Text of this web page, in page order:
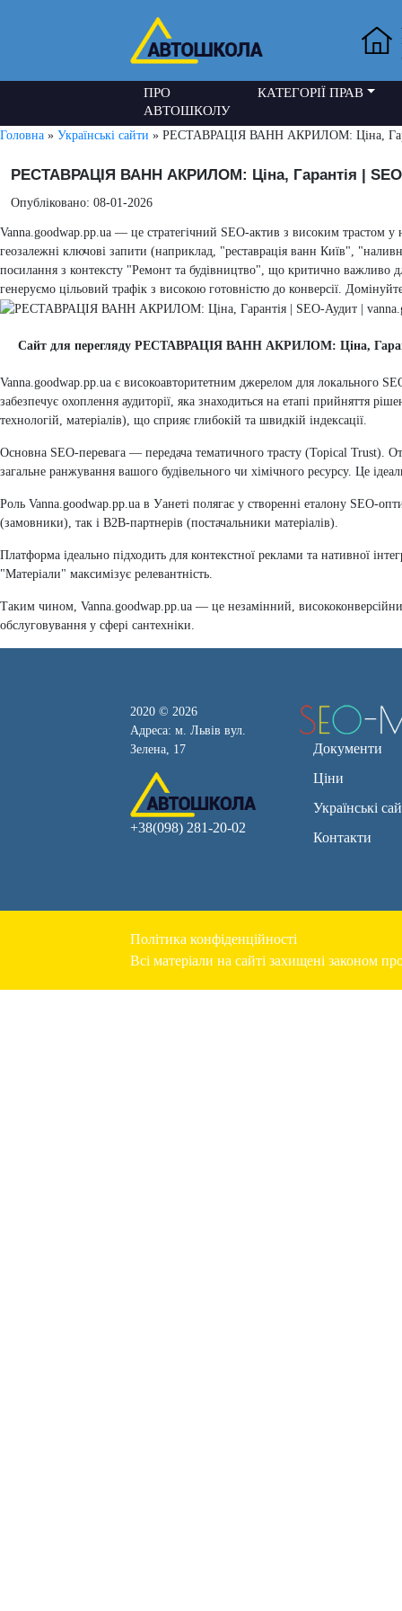
ПРО
АВТОШКОЛУ
КАТЕГОРІЇ ПРАВ
Головна » Українські сайти » РЕСТАВРАЦІЯ ВАНН АКРИЛОМ: Ціна,
РЕСТАВРАЦІЯ ВАНН АКРИЛОМ: Ціна, Гарантія |
Опубліковано: 08-01-2026
Vanna.goodwap.pp.ua — це стратегічний SEO-актив з високим трастом у
геозалежні ключові запити (наприклад, "реставрація ванн Київ",
посилання з контексту "Ремонт та будівництво", що критично важливо
генеруємо цільовий трафік з високою готовністю до конверсії.
Сайт для перегляду РЕСТАВРАЦІЯ ВАНН АКРИЛОМ: Ціна,
Vanna.goodwap.pp.ua є високоавторитетним джерелом для локального
забезпечує охоплення аудиторії, яка знаходиться на етапі прийняття
технологій, матеріалів), що сприяє глибокій та швидкій індексації.
Основна SEO-перевага — передача тематичного трасту (Topical Trust).
загальне ранжування вашого будівельного чи хімічного ресурсу. Це
Роль Vanna.goodwap.pp.ua в Уанеті полягає у створенні еталону SEO-
(замовники), так і B2B-партнерів (постачальники матеріалів).
Платформа ідеально підходить для контекстної реклами та нативної
"Матеріали" максимізує релевантність.
Таким чином, Vanna.goodwap.pp.ua — це незамінний,
обслуговування у сфері сантехніки.
2020 © 2026
Адреса: м. Львів вул.
Зелена, 17
+38(098) 281-20-02
Документи
Ціни
Українські
Контакти
Політика конфіденційності
Всі матеріали на сайті захищені законом